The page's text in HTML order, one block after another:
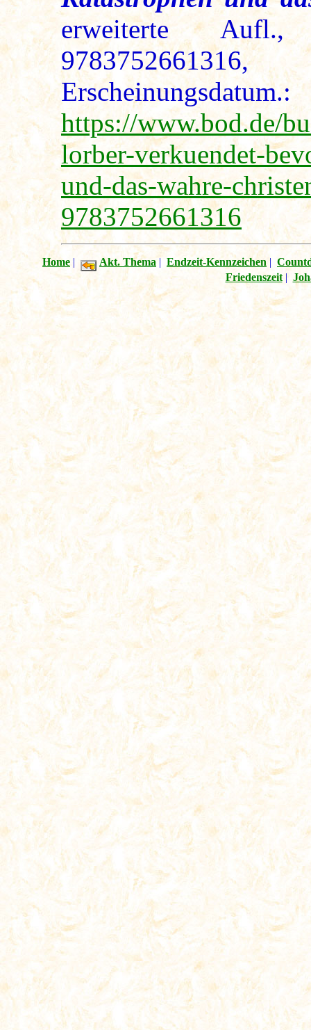
erweiterte
https://www.bod.de/
lorber-verkuendet-
und-das-wahre-
9783752661316
Home | Akt. Thema | Endzeit-Kennzeichen |
Friedenszeit|